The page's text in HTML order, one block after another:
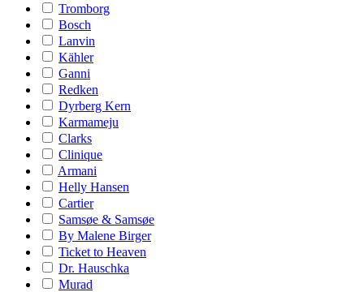
Tromborg
Bosch
Lanvin
Kähler
Ganni
Redken
Dyrberg Kern
Karmameju
Clarks
Clinique
Armani
Helly Hansen
Cartier
Samsøe & Samsøe
By Malene Birger
Ticket to Heaven
Dr. Hauschka
Murad